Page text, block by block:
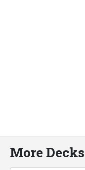
More